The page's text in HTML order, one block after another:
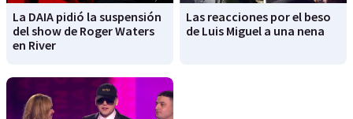
La DAIA pidió la suspensión
del show de Roger Waters
en River
Las reacciones por el beso
de Luis Miguel a una nena